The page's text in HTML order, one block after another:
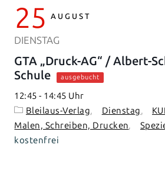
25 AUGUST
DIENSTAG
GTA „Druck-AG“ / Albert-
Schule
ausgebucht
12:45 - 14:45
Bleilaus-Verlag
Dienstag
Malen, Schreiben, Drucken
kostenfrei